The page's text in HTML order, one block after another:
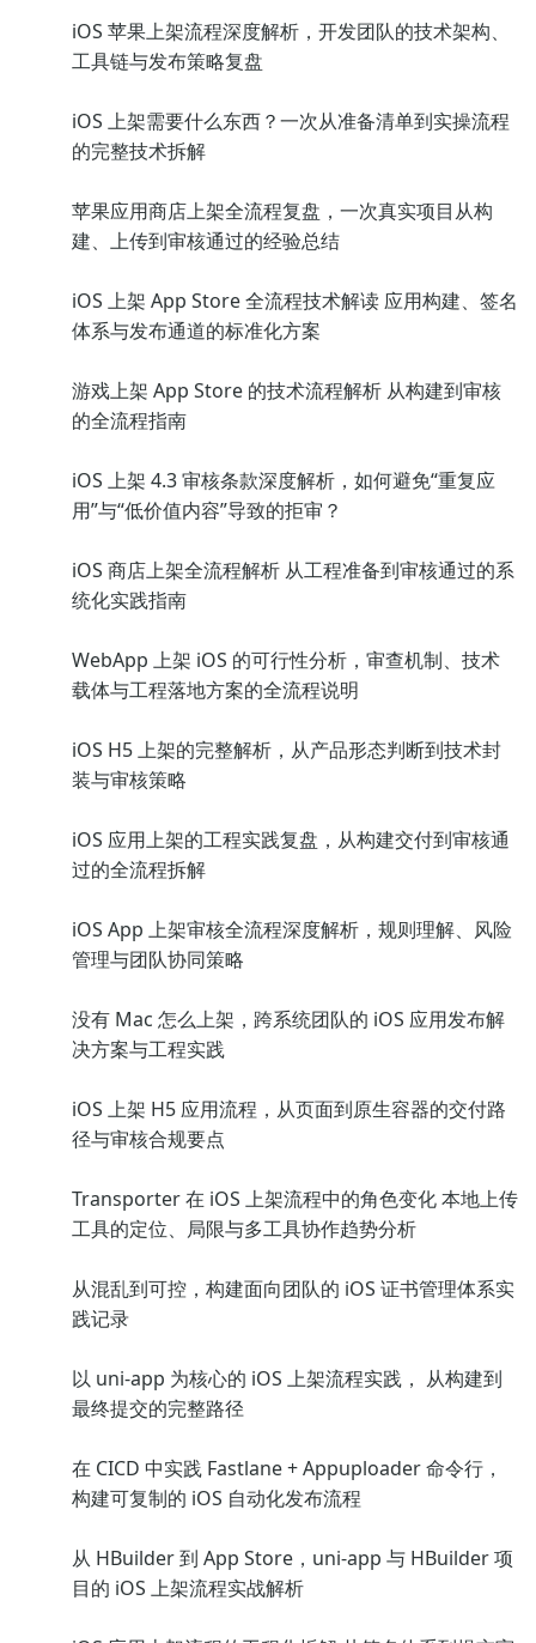
iOS 苹果上架流程深度解析，开发团队的技术架构、
工具链与发布策略复盘
iOS 上架需要什么东西？一次从准备清单到实操流程
的完整技术拆解
苹果应用商店上架全流程复盘，一次真实项目从构
建、上传到审核通过的经验总结
iOS 上架 App Store 全流程技术解读 应用构建、签名
体系与发布通道的标准化方案
游戏上架 App Store 的技术流程解析 从构建到审核
的全流程指南
iOS 上架 4.3 审核条款深度解析，如何避免“重复应
用”与“低价值内容”导致的拒审？
iOS 商店上架全流程解析 从工程准备到审核通过的系
统化实践指南
WebApp 上架 iOS 的可行性分析，审查机制、技术
载体与工程落地方案的全流程说明
iOS H5 上架的完整解析，从产品形态判断到技术封
装与审核策略
iOS 应用上架的工程实践复盘，从构建交付到审核通
过的全流程拆解
iOS App 上架审核全流程深度解析，规则理解、风险
管理与团队协同策略
没有 Mac 怎么上架，跨系统团队的 iOS 应用发布解
决方案与工程实践
iOS 上架 H5 应用流程，从页面到原生容器的交付路
径与审核合规要点
Transporter 在 iOS 上架流程中的角色变化 本地上传
工具的定位、局限与多工具协作趋势分析
从混乱到可控，构建面向团队的 iOS 证书管理体系实
践记录
以 uni-app 为核心的 iOS 上架流程实践， 从构建到
最终提交的完整路径
在 CICD 中实践 Fastlane + Appuploader 命令行，
构建可复制的 iOS 自动化发布流程
从 HBuilder 到 App Store，uni-app 与 HBuilder 项
目的 iOS 上架流程实战解析